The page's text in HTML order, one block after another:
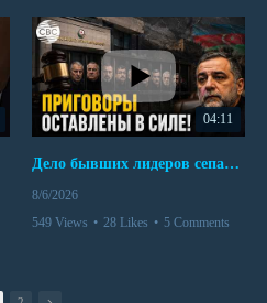
04:11
Дело бывших лидеров сепаратистского режима в Карабахе
8/6/2026
549 Views • 28 Likes • 5 Comments